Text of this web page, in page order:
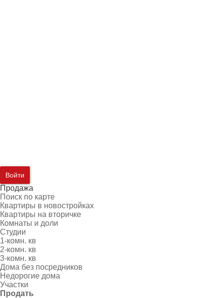
Войти
Продажа
Поиск по карте
Квартиры в новостройках
Квартиры на вторичке
Комнаты и доли
Студии
1-комн. кв
2-комн. кв
3-комн. кв
Дома без посредников
Недорогие дома
Участки
Продать